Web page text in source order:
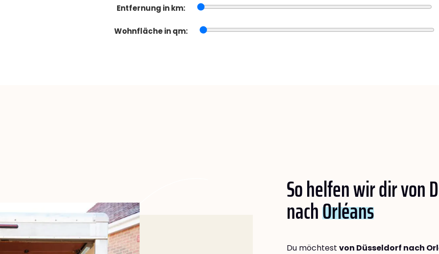
Entfernung in km:
Wohnfläche in qm:
So helfen wir dir von
nachOrléans
Du möchtest von Düsseldorf nach